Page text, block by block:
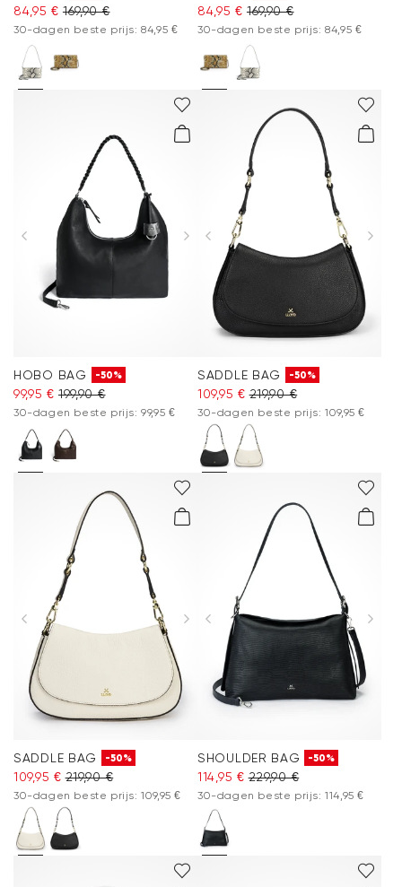
84,95 € 169,90 €
30-dagen beste prijs: 84,95 €
84,95 € 169,90 €
30-dagen beste prijs: 84,95 €
HOBO BAG -50%
99,95 € 199,90 €
30-dagen beste prijs: 99,95 €
SADDLE BAG -50%
109,95 € 219,90 €
30-dagen beste prijs: 109,95 €
SADDLE BAG -50%
109,95 € 219,90 €
30-dagen beste prijs: 109,95 €
SHOULDER BAG -50%
114,95 € 229,90 €
30-dagen beste prijs: 114,95 €